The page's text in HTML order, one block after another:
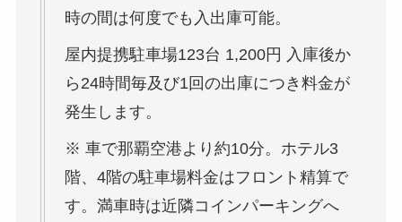
時の間は何度でも入出庫可能。
屋内提携駐車場123台 1,200円 入庫後か
ら24時間毎及び1回の出庫につき料金が
発生します。
※ 車で那覇空港より約10分。ホテル3
階、4階の駐車場料金はフロント精算で
す。満車時は近隣コインパーキングへ